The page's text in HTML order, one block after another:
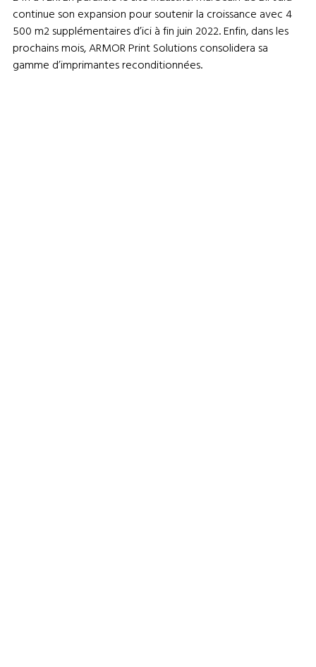
continue son expansion pour soutenir la croissance avec 4
500 m2 supplémentaires d’ici à fin juin 2022. Enfin, dans les
prochains mois, ARMOR Print Solutions consolidera sa
gamme d’imprimantes reconditionnées.